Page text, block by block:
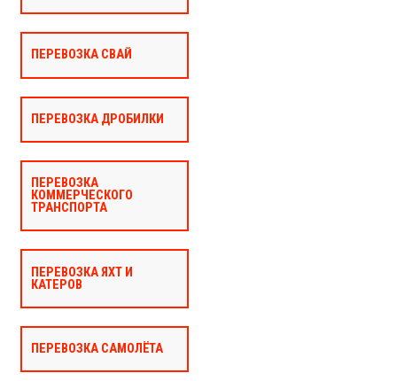
ПЕРЕВОЗКА СВАЙ
ПЕРЕВОЗКА ДРОБИЛКИ
ПЕРЕВОЗКА
КОММЕРЧЕСКОГО
ТРАНСПОРТА
ПЕРЕВОЗКА ЯХТ И
КАТЕРОВ
ПЕРЕВОЗКА САМОЛЁТА